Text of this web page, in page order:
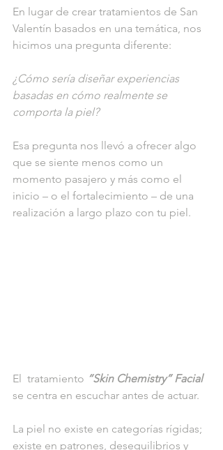
En lugar de crear tratamientos de San
Valentín basados en una temática, nos
hicimos una pregunta diferente:
¿Cómo sería diseñar experiencias
basadas en cómo realmente se
comporta la piel?
Esa pregunta nos llevó a ofrecer algo
que se siente menos como un
momento pasajero y más como el
inicio – o el fortalecimiento – de una
realización a largo plazo con tu piel.
El  tratamiento “Skin Chemistry” Facial
se centra en escuchar antes de actuar.
La piel no existe en categorías rígidas;
existe en patrones, desequilibrios y